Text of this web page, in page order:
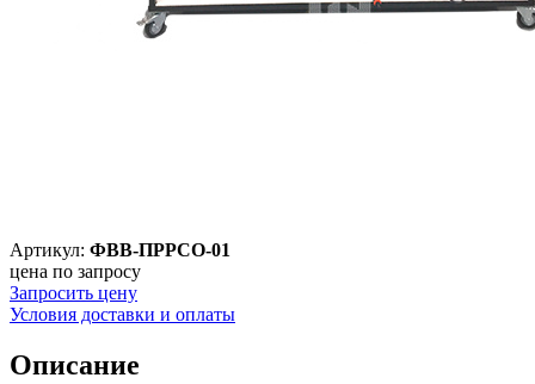
Артикул: ФВВ-ПРРСО-01
цена по запросу
Запросить цену
Условия доставки и оплаты
Описание